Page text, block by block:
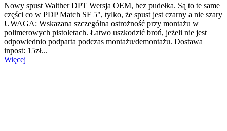
Nowy spust Walther DPT Wersja OEM, bez pudełka. Są to te same
części co w PDP Match SF 5", tylko, że spust jest czarny a nie szary
UWAGA: Wskazana szczególna ostrożność przy montażu w
polimerowych pistoletach. Łatwo uszkodzić broń, jeżeli nie jest
odpowiednio podparta podczas montażu/demontażu. Dostawa
inpost: 15zł...
Więcej